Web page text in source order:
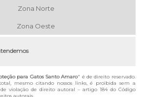
Zona Norte
Zona Oeste
para Gatos Santo Amaro" é de direito reservado.
mesmo citando nossos links, é proibida sem a
violação de direito autoral – artigo 184 do Código